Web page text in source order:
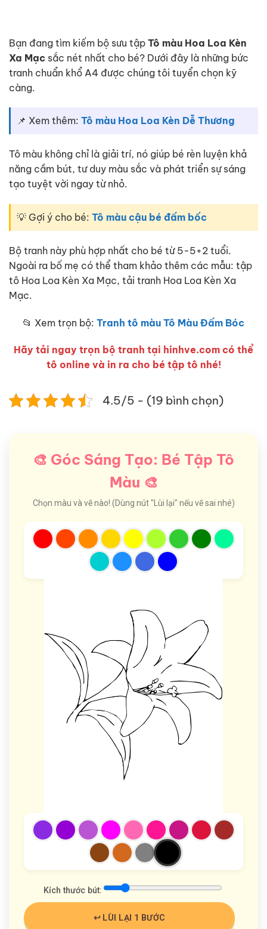
Bạn đang tìm kiếm bộ sưu tập Tô màu Hoa Loa Kèn
Xa Mạc sắc nét nhất cho bé? Dưới đây là những bức
tranh chuẩn khổ A4 được chúng tôi tuyển chọn kỹ
càng.
📌 Xem thêm: Tô màu Hoa Loa Kèn Dễ Thương
Tô màu không chỉ là giải trí, nó giúp bé rèn luyện khả
năng cầm bút, tư duy màu sắc và phát triển sự sáng
tạo tuyệt vời ngay từ nhỏ.
💡 Gợi ý cho bé: Tô màu cậu bé đấm bốc
Bộ tranh này phù hợp nhất cho bé từ 5-5+2 tuổi.
Ngoài ra bố mẹ có thể tham khảo thêm các mẫu: tập
tô Hoa Loa Kèn Xa Mạc, tải tranh Hoa Loa Kèn Xa
Mạc.
📂 Xem trọn bộ: Tranh tô màu Tô Màu Đấm Bóc
Hãy tải ngay trọn bộ tranh tại hinhve.com có thể
tô online và in ra cho bé tập tô nhé!
4.5/5 - (19 bình chọn)
🎨 Góc Sáng Tạo: Bé Tập Tô
Màu 🎨
Chọn màu và vẽ nào! (Dùng nút "Lùi lại" nếu vẽ sai nhé)
Kích thước bút:
↩️ LÙI LẠI 1 BƯỚC